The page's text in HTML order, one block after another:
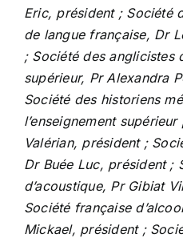
Eric, président ; Société
de langue française, Dr
; Société des anglicistes
supérieur, Pr Alexandra
Société des historiens
l’enseignement
Valérian, président ;
Dr Buée Luc, président ;
d’acoustique, Pr Gibiat
Société française
Mickael, président ;